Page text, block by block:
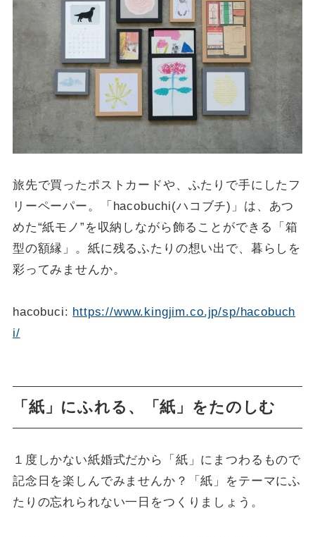
旅先で買ったポストカードや、ふたりで手にしたフ
リーペーパー。「hacobuchi(ハコブチ)」は、あつ
めた“紙モノ”を収納しながら飾ることができる「箱
型の額縁」。紙に残るふたりの想い出で、暮らしを
彩ってみませんか。
hacobuci: https://www.kingjim.co.jp/sp/hacobuch
i/
「紙」にふれる、「紙」をたのしむ
１度しかない紙婚式だから「紙」にまつわるもので
記念日を楽しんでみませんか？「紙」をテーマにふ
たりの忘れられない一日をつくりましょう。